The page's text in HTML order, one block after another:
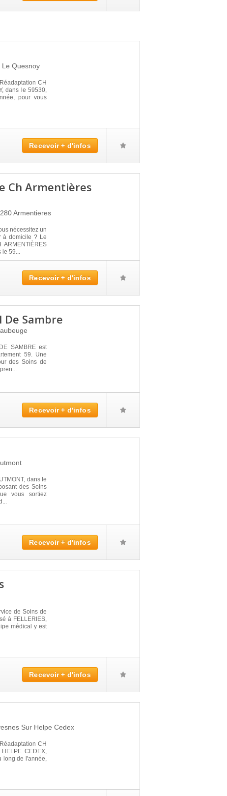
Le Quesnoy
CH
dans le 59530,
pour vous
Recevoir + d'infos
Ch Armentières
Armentieres
nécessitez un
à domicile ? Le
ARMENTIÈRES
le 59...
Recevoir + d'infos
De Sambre
SAMBRE est
59. Une
des Soins de
Recevoir + d'infos
dans le
des Soins
vous sortiez
Recevoir + d'infos
de Soins de
à FELLERIES,
médical y est
Recevoir + d'infos
Sur Helpe Cedex
CH
CEDEX,
long de l'année,